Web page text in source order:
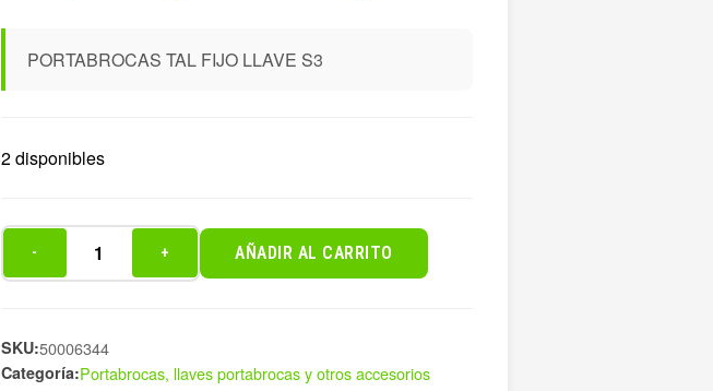
PORTABROCAS TAL FIJO LLAVE S3
2 disponibles
PORTABROCAS
LLAVE
S3
- + AÑADIR AL CARRITO
SKU:50006344
Categoría:Portabrocas, llaves portabrocas y otros accesorios